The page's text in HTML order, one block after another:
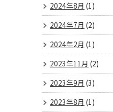
2024年8月 (1)
2024年7月 (2)
2024年2月 (1)
2023年11月 (2)
2023年9月 (3)
2023年8月 (1)